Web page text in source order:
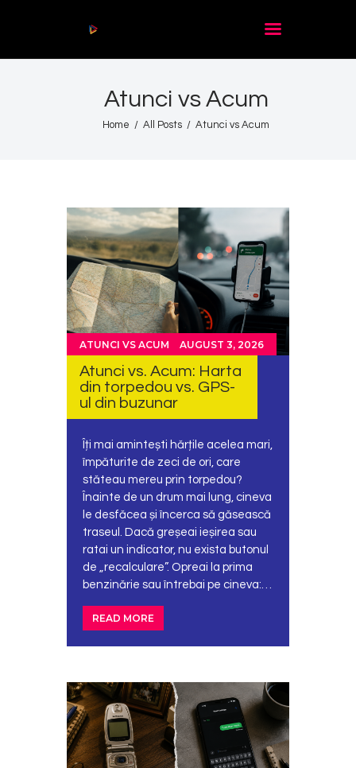
Atunci vs Acum
Home All Posts Atunci vs Acum
Acasă
De citit
ATUNCI VS ACUM AUGUST 3, 2026
Atunci vs. Acum: Harta
din torpedou vs. GPS-
ul din buzunar
Îți mai amintești hărțile acelea mari,
împăturite de zeci de ori, care
stăteau mereu prin torpedou?
Înainte de un drum mai lung, cineva
le desfăcea și încerca să găsească
traseul. Dacă greșeai ieșirea sau
ratai un indicator, nu exista butonul
de „recalculare”. Opreai la prima
benzinărie sau întrebai pe cineva:…
READ MORE